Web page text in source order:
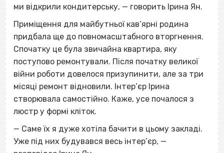
ми відкрили кондитерську, — говорить Ірина Ян.
Приміщення для майбутньої кав’ярні родина
придбала ще до повномасштабного вторгнення.
Спочатку це була звичайна квартира, яку
поступово ремонтували. Після початку великої
війни роботи довелося призупинити, але за три
місяці ремонт відновили. Інтер’єр Ірина
створювала самостійно. Каже, усе почалося з
люстр у формі кліток.
— Саме їх я дуже хотіла бачити в цьому закладі.
Уже під них будувався весь інтер’єр, —